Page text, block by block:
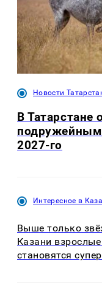
Новости
В Татарстане
2027-го
Интересное в
Выше только
Казани
становятся